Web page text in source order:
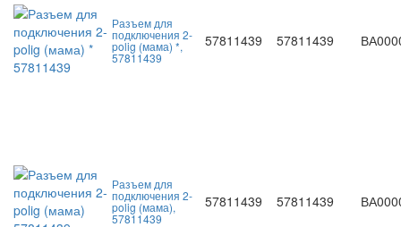
Разъем для
подключения 2-
polig (мама) *,
57811439
57811439 57811439
Разъем для
подключения 2-
polig (мама),
57811439
57811439 57811439